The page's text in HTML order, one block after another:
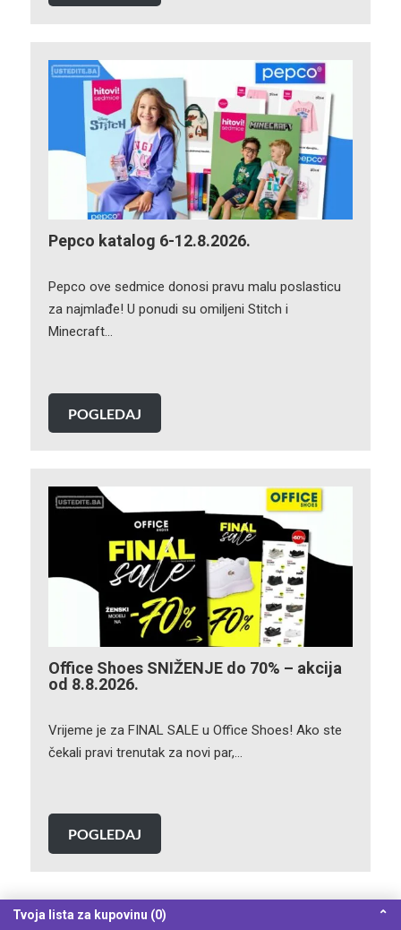
Pepco katalog 6-12.8.2026.
Pepco ove sedmice donosi pravu malu poslasticu
za najmlađe! U ponudi su omiljeni Stitch i
Minecraft…
POGLEDAJ
Office Shoes SNIŽENJE do 70% – akcija
od 8.8.2026.
Vrijeme je za FINAL SALE u Office Shoes! Ako ste
čekali pravi trenutak za novi par,…
POGLEDAJ
Tvoja lista za kupovinu (0) ⌃